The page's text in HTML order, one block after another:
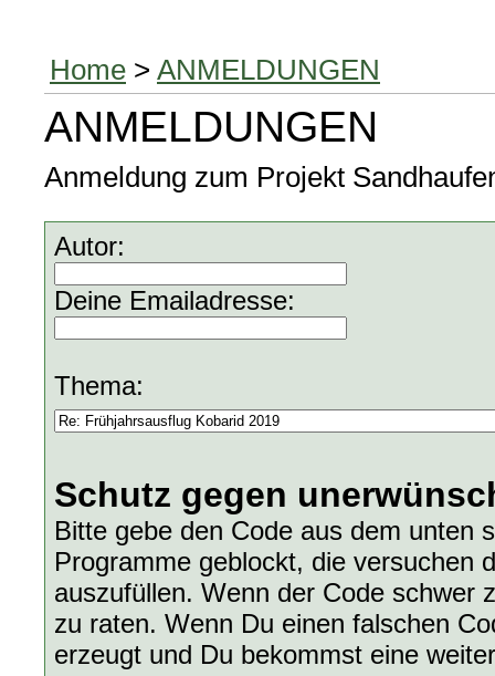
Home > ANMELDUNGEN
ANMELDUNGEN
Anmeldung zum Projekt
Autor:
Deine Emailadresse:
Thema:
Schutz gegen
Bitte gebe den Code aus dem unten
Programme geblockt, die versuchen
auszufüllen. Wenn der Code schwer
zu raten. Wenn Du einen falschen
erzeugt und Du bekommst eine